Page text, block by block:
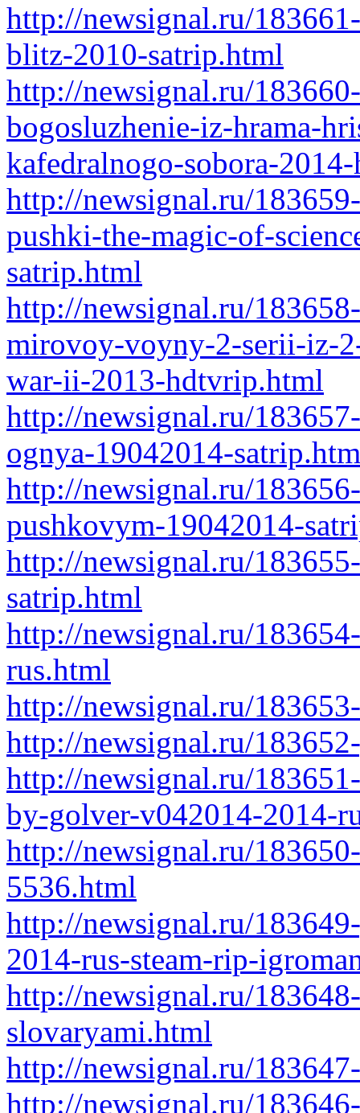
http://newsignal.ru/
blitz-2010-satrip.html
http://newsignal.ru/
bogosluzhenie-iz-hrama-
kafedralnogo-sobora-
http://newsignal.ru/
pushki-the-magic-of-
satrip.html
http://newsignal.ru/
mirovoy-voyny-2-serii-iz-
war-ii-2013-hdtvrip.html
http://newsignal.ru/
ognya-19042014-
http://newsignal.ru/
pushkovym-19042014-
http://newsignal.ru/
satrip.html
http://newsignal.ru/
rus.html
http://newsignal.ru/
http://newsignal.ru/
http://newsignal.ru/
by-golver-v042014-2014-
http://newsignal.ru/
5536.html
http://newsignal.ru/
2014-rus-steam-rip-
http://newsignal.ru/
slovaryami.html
http://newsignal.ru/
http://newsignal.ru/